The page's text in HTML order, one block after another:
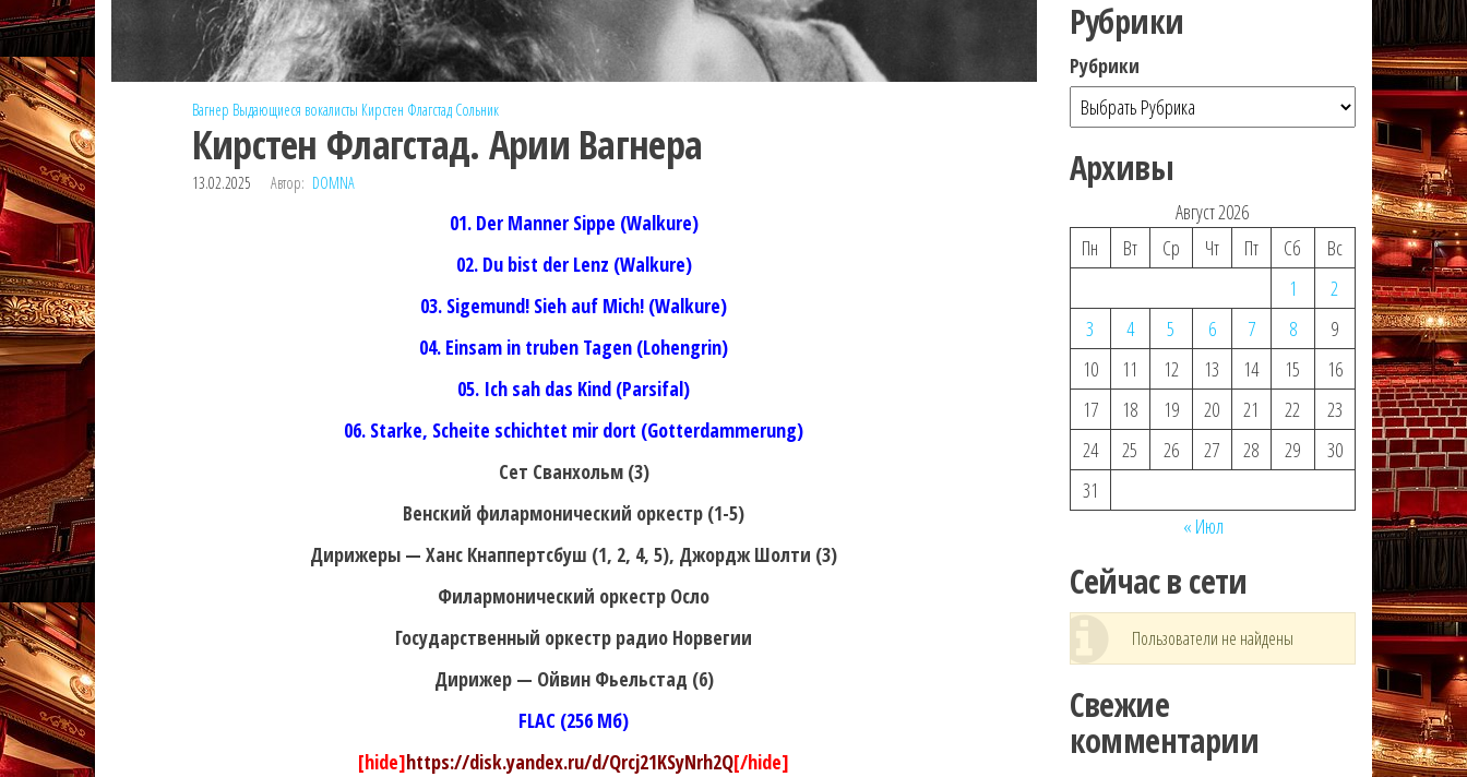
Вагнер Выдающиеся вокалисты Кирстен Флагстад Сольник
Кирстен Флагстад. Арии Вагнера
13.02.2025 Автор: DOMNA
01. Der Manner Sippe (Walkure)
02. Du bist der Lenz (Walkure)
03. Sigemund! Sieh auf Mich! (Walkure)
04. Einsam in truben Tagen (Lohengrin)
05. Ich sah das Kind (Parsifal)
06. Starke, Scheite schichtet mir dort (Gotterdammerung)
Сет Сванхольм (3)
Венский филармонический оркестр (1-5)
Дирижеры — Ханс Кнаппертсбуш (1, 2, 4, 5), Джордж Шолти (3)
Филармонический оркестр Осло
Государственный оркестр радио Норвегии
Дирижер — Ойвин Фьельстад (6)
FLAC (256 Мб)
[hide]https://disk.yandex.ru/d/Qrcj21KSyNrh2Q[/hide]
Рубрики
Рубрики
Архивы
Август 2026
Пн
Вт Ср Чт Пт Сб
Вс
1
2
3
4 5 6 7 8
9
10
11 12 13 14 15
16
17
18 19 20 21 22
23
24
25 26 27 28 29
30
31
« Июл
Сейчас в сети
Пользователи не найдены
Свежие
комментарии